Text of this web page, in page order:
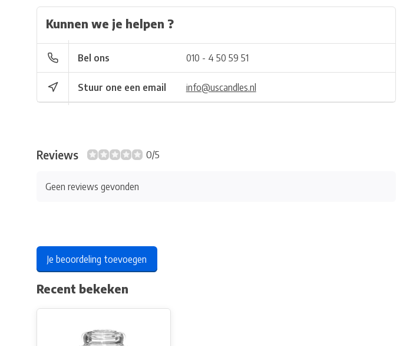
Kunnen we je helpen ?
Bel ons 010 - 4 50 59 51
Stuur one een email info@uscandles.nl
Reviews 0/5
Geen reviews gevonden
Je beoordeling toevoegen
Recent bekeken